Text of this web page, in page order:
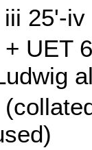
25'-iv
UET